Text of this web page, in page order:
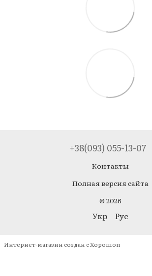
+38(093) 055-13-07
Контакты
Полная версия сайта
© 2026
Укр Рус
Интернет-магазин создан с Хорошоп